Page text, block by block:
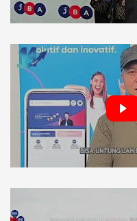
Cerita Anda
Dalam Perjalanan
14 Tahun